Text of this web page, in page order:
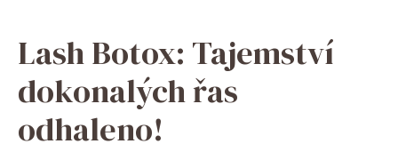
Lash Botox: Tajemství
dokonalých řas
odhaleno!